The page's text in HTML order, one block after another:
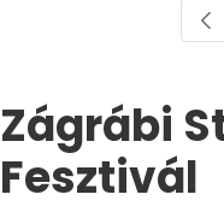
Zágrábi
Fesztivál